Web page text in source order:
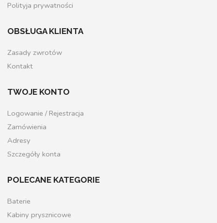
Polityja prywatności
OBSŁUGA KLIENTA
Zasady zwrotów
Kontakt
TWOJE KONTO
Logowanie / Rejestracja
Zamówienia
Adresy
Szczegóły konta
POLECANE KATEGORIE
Baterie
Kabiny prysznicowe